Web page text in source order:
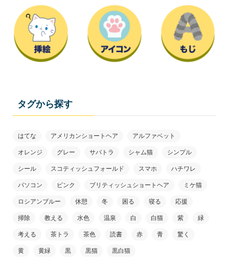
タグから探す
はてな アメリカンショートヘア アルファベット
オレンジ グレー サバトラ シャム猫 シンプル
シール スコティッシュフォールド スマホ ハチワレ
パソコン ピンク ブリティッシュショートヘア ミケ猫
ロシアンブルー 休憩 冬 困る 寝る 応援
掃除 教える 水色 温泉 白 白猫 紫 緑
考える 茶トラ 茶色 読書 赤 青 驚く
黄 黄緑 黒 黒猫 黒白猫